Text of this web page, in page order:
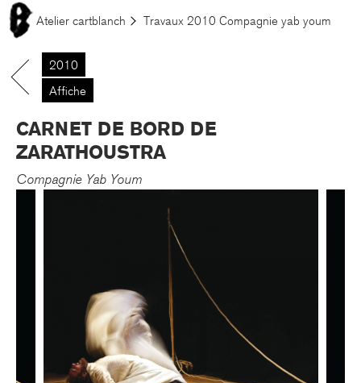
Le menu est là. À table !
Atelier cartblanch Travaux 2010 Compagnie yab youm
.
2010
Affiche
CARNET DE BORD DE
ZARATHOUSTRA
Compagnie Yab Youm